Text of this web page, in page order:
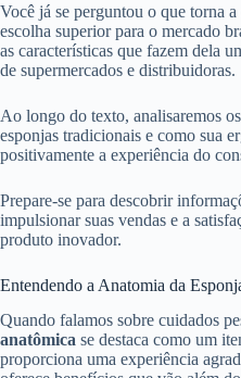
Você já se perguntou o que torna
escolha superior para o mercado
as características que fazem dela
de supermercados e distribuidoras.
Ao longo do texto, analisaremos
esponjas tradicionais e como sua
positivamente a experiência do
Prepare-se para descobrir
impulsionar suas vendas e a
produto inovador.
Entendendo a Anatomia da
Quando falamos sobre cuidados
anatômica se destaca como um
proporciona uma experiência